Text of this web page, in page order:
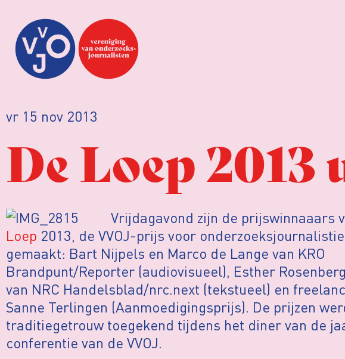
vr 15 nov 2013
De Loep
Vrijdagavond zijn de prijswinnaaars
Loep 2013, de VVOJ-prijs voor
gemaakt: Bart Nijpels en Marco de Lange van KRO
Brandpunt/Reporter (audiovisueel), Esther
van NRC Handelsblad/nrc.next (tekstueel) en
Sanne Terlingen (Aanmoedigingsprijs). De prijzen
traditiegetrouw toegekend tijdens het diner van de
conferentie van de VVOJ.